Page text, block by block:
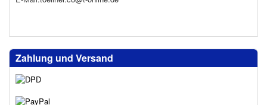
Zahlung und Versand